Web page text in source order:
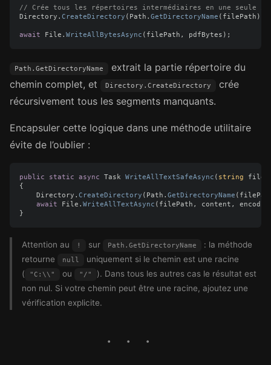
// Crée tous les répertoires intermédiaires en une seule
Directory . CreateDirectory ( Path . GetDirectoryName ( filePath
await File . WriteAllBytesAsync ( filePath , pdfBytes );
Path.GetDirectoryName
extrait la partie répertoire du
chemin complet, et
Directory.CreateDirectory
crée
récursivement tous les segments manquants.
Encapsuler cette logique dans une méthode utilitaire
évite de l’oublier :
public static async Task WriteAllTextSafeAsync ( string
{
Directory . CreateDirectory ( Path . GetDirectoryName (
await
File . WriteAllTextAsync ( filePath , content ,
}
Attention au ! sur Path.GetDirectoryName
: la méthode
retourne
null
uniquement si le chemin est une racine
(
"C:\\" ou "/"
). Dans tous les autres cas le résultat est
non nul. Si votre chemin peut être une racine, ajoutez une
vérification explicite.